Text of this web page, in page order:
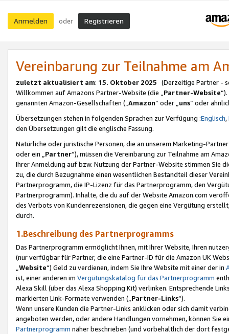
Anmelden oder Registrieren
Vereinbarung zur Teilnahme am
zuletzt aktualisiert am: 15. Oktober 2025 (Derzeitige Partner -
Willkommen auf Amazons Partner-Website (die „Partner-Website
genannten Amazon-Gesellschaften („Amazon“ oder „uns“ oder
Übersetzungen stehen in folgenden Sprachen zur Verfügung :Englisch,
den Übersetzungen gilt die englische Fassung.
Natürliche oder juristische Personen, die an unserem Marketing-
oder ein „Partner“), müssen die Vereinbarung zur Teilnahme am
Ihrer Anmeldung auf bzw. Nutzung der Partner-Website stimmen Sie
zu, die durch Bezugnahme einen wesentlichen Bestandteil dieser
Partnerprogramm, die IP-Lizenz für das Partnerprogramm, den
Partnerprogramm). Inhalte, die du auf der Website Amazon.com
des Verbots von Kundenrezensionen, die gegen eine Vergütung
durch.
1.Beschreibung des Partnerprogramms
Das Partnerprogramm ermöglicht Ihnen, mit Ihrer Website, Ihren
(nur verfügbar für Partner, die eine Partner-ID für die Amazon UK
Website“) Geld zu verdienen, indem Sie Ihre Website mit einer der in
ist, einer anderen im Vergütungskatalog für das Partnerprogramm
Alexa Skill (über das Alexa Shopping Kit) verlinken. Entsprechende
markierten Link-Formate verwenden („ Partner-Links“).
Wenn unsere Kunden die Partner-Links anklicken oder sich damit
angeboten werden, oder andere Handlungen vornehmen, können Sie
Partnerprogramm näher beschrieben (und vorbehaltlich der dort